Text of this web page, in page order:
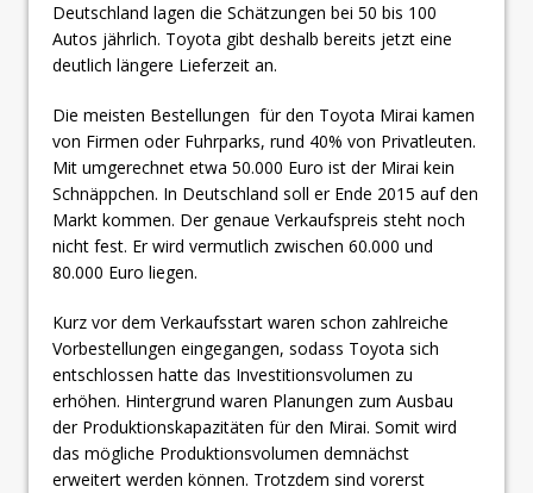
Deutschland lagen die Schätzungen bei 50 bis 100
Autos jährlich. Toyota gibt deshalb bereits jetzt eine
deutlich längere Lieferzeit an.
Die meisten Bestellungen für den Toyota Mirai kamen
von Firmen oder Fuhrparks, rund 40% von Privatleuten.
Mit umgerechnet etwa 50.000 Euro ist der Mirai kein
Schnäppchen. In Deutschland soll er Ende 2015 auf den
Markt kommen. Der genaue Verkaufspreis steht noch
nicht fest. Er wird vermutlich zwischen 60.000 und
80.000 Euro liegen.
Kurz vor dem Verkaufsstart waren schon zahlreiche
Vorbestellungen eingegangen, sodass Toyota sich
entschlossen hatte das Investitionsvolumen zu
erhöhen. Hintergrund waren Planungen zum Ausbau
der Produktionskapazitäten für den Mirai. Somit wird
das mögliche Produktionsvolumen demnächst
erweitert werden können. Trotzdem sind vorerst